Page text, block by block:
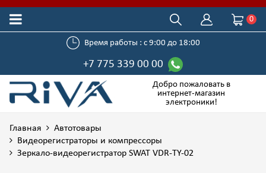
0
Время работы : с 9:00 до 18:00
+7 775 339 00 00
Добро пожаловать в
интернет-магазин
электроники!
Главная
Автотовары
Видеорегистраторы и компрессоры
Зеркало-видеорегистратор SWAT VDR-TY-02